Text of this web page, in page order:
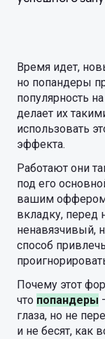
Время идет,
но попандеры
популярность
делает их
использовать
эффекта.
Работают они
под его
вашим
вкладку, перед
ненавязчивый,
способ
Почему этот
что попандеры
глаза, но не
и не бесят, как